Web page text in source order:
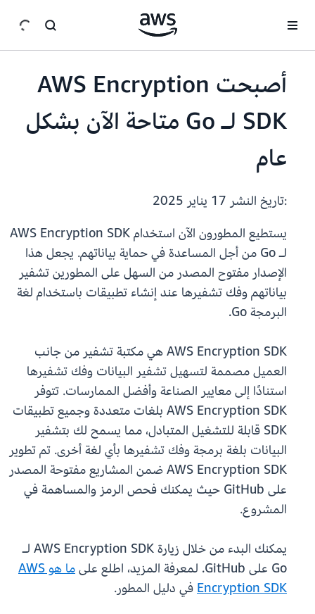
أصبحت AWS Encryption
SDK لـ Go متاحة الآن بشكل
عام
:تاريخ النشر
يستطيع المطورون الآن استخدام AWS Encryption SDK
لـ Go من أجل المساعدة في حماية بياناتهم. يجعل هذا
الإصدار مفتوح المصدر من السهل على المطورين تشفير
بياناتهم وفك تشفيرها عند إنشاء تطبيقات باستخدام لغة
البرمجة Go.
AWS Encryption SDK هي مكتبة تشفير من جانب
العميل مصممة لتسهيل تشفير البيانات وفك تشفيرها
استنادًا إلى معايير الصناعة وأفضل الممارسات. تتوفر
AWS Encryption SDK بلغات متعددة وجميع تطبيقات
SDK قابلة للتشغيل المتبادل، مما يسمح لك بتشفير
البيانات بلغة برمجة وفك تشفيرها بأي لغة أخرى. تم تطوير
AWS Encryption SDK ضمن المشاريع مفتوحة المصدر
على GitHub حيث يمكنك فحص الرمز والمساهمة في
المشروع.
يمكنك البدء من خلال زيارة AWS Encryption SDK لـ
Go على GitHub. لمعرفة المزيد، اطلع على
ما هو AWS
Encryption SDKفي دليل المطور.